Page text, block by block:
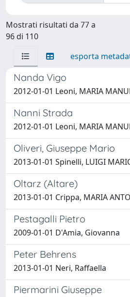
Mostrati risultati da 77 a
96 di 110
esporta
Nanda Vigo
2012-01-01 Leoni, MARIA
Nanni Strada
2012-01-01 Leoni, MARIA
Oliveri, Giuseppe Mario
2013-01-01 Spinelli, LUIGI
Oltarz (Altare)
2013-01-01 Crippa, MARIA
Pestagalli Pietro
2009-01-01 D'Amia, Giovanna
Peter Behrens
2013-01-01 Neri, Raffaella
Piermarini Giuseppe